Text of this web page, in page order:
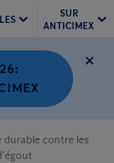
SUR
ANTICIMEX
durable contre les